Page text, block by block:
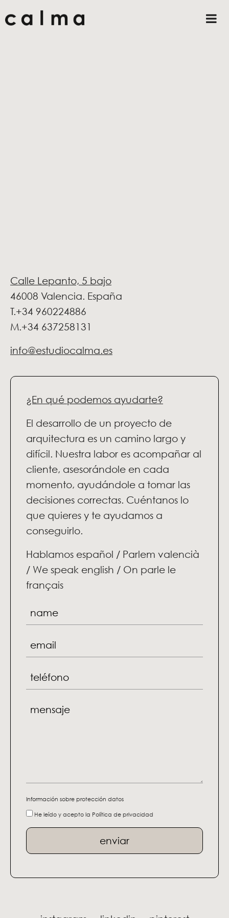
Calle Lepanto, 5 bajo
46008 Valencia. España
T.+34 960224886
M.+34 637258131
info@estudiocalma.es
¿En qué podemos ayudarte?
El desarrollo de un proyecto de
arquitectura es un camino largo y
difícil. Nuestra labor es acompañar al
cliente, asesorándole en cada
momento, ayudándole a tomar las
decisiones correctas. Cuéntanos lo
que quieres y te ayudamos a
conseguirlo.
Hablamos español / Parlem valencià
/ We speak english / On parle le
français
Información sobre protección datos
He leído y acepto la Política de privacidad